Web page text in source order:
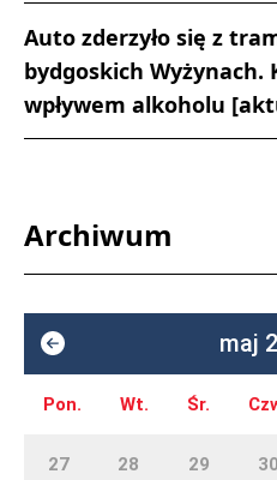
Auto zderzyło się z
bydgoskich Wyżynach.
wpływem alkoholu
Archiwum
maj
Pon. Wt. Śr.
27 28 29 30